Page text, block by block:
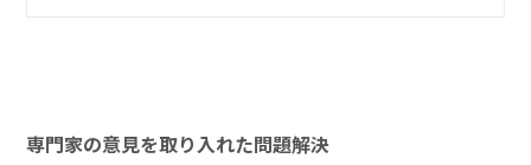
専門家の意見を取り入れた問題解決